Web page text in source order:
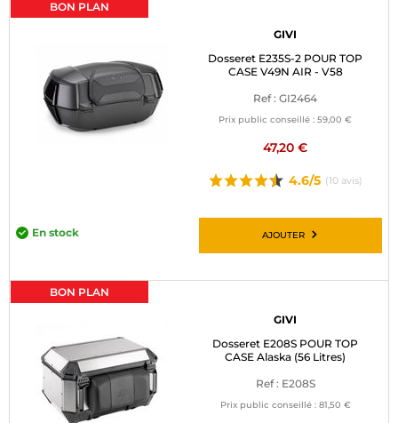
BON PLAN
GIVI
Dosseret E235S-2 POUR TOP
CASE V49N AIR - V58
Ref : GI2464
Prix public conseillé : 59,00 €
47,20 €
4.6/5 (10 avis)
En stock AJOUTER
BON PLAN
GIVI
Dosseret E208S POUR TOP
CASE Alaska (56 Litres)
Ref : E208S
Prix public conseillé : 81,50 €